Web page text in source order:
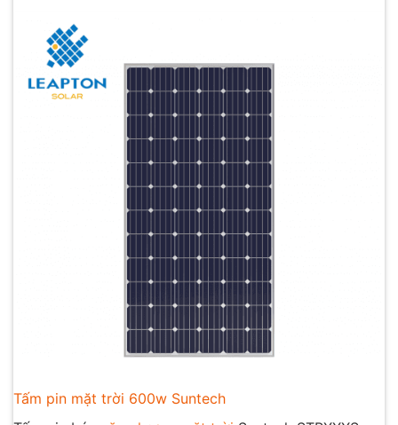
Tấm pin mặt trời 600w Suntech